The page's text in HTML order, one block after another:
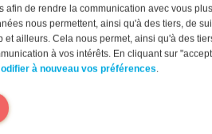
afin de rendre la communication avec vous
nous permettent, ainsi qu'à des tiers, de
et ailleurs. Cela nous permet, ainsi qu'à des
à vos intérêts. En cliquant sur
à nouveau vos préférences.